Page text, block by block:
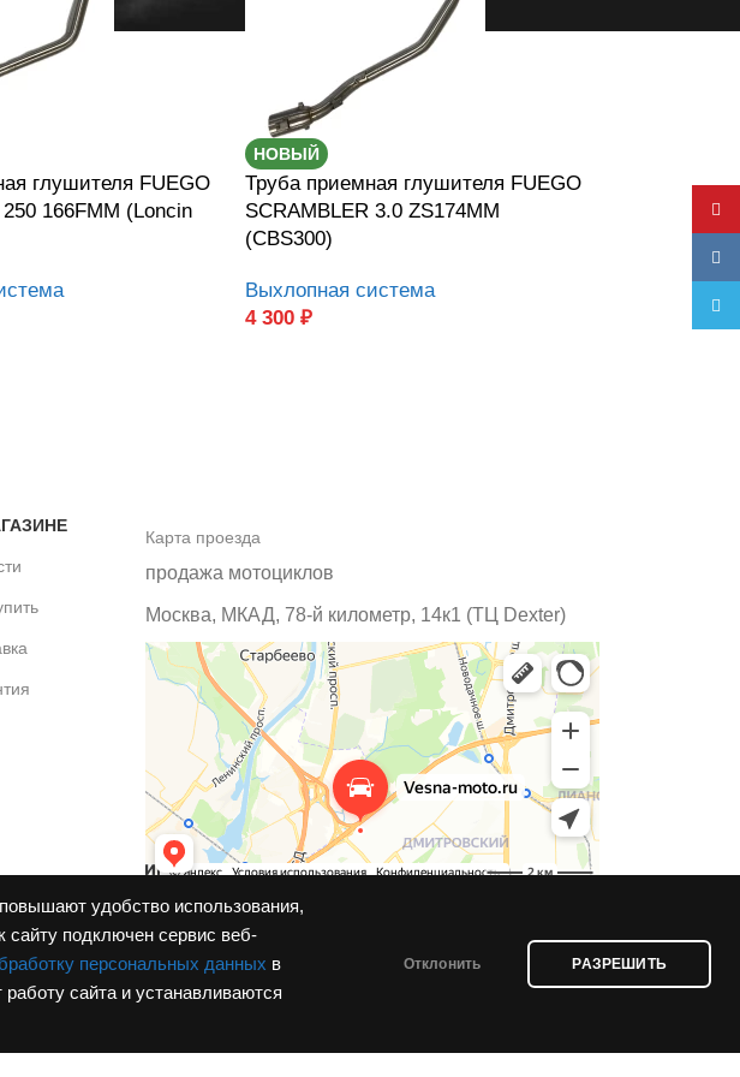
удобство использования,
cайту подключен сервис веб-
персональных данных в
сайта и устанавливаются
Отклонить РАЗРЕШИТЬ
глушителя FUEGO
166FMM (Loncin
НОВЫЙ
Труба приемная глушителя FUEGO
SCRAMBLER 3.0 ZS174MM
(CBS300)
Выхлопная система
4 300₽
Карта проезда
продажа мотоциклов
Москва, МКАД, 78-й километр, 14к1 (ТЦ Dexter)
VK